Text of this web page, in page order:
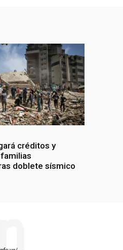
créditos y
doblete sísmico